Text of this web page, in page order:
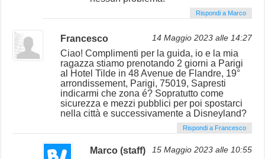
Rispondi a Marco
Francesco 14 Maggio 2023 alle 14:27
Ciao! Complimenti per la guida, io e la mia
ragazza stiamo prenotando 2 giorni a Parigi
al Hotel Tilde in 48 Avenue de Flandre, 19°
arrondissement, Parigi, 75019, Sapresti
indicarmi che zona é? Sopratutto come
sicurezza e mezzi pubblici per poi spostarci
nella città e successivamente a Disneyland?
Rispondi a Francesco
Marco (staff) 15 Maggio 2023 alle 10:55